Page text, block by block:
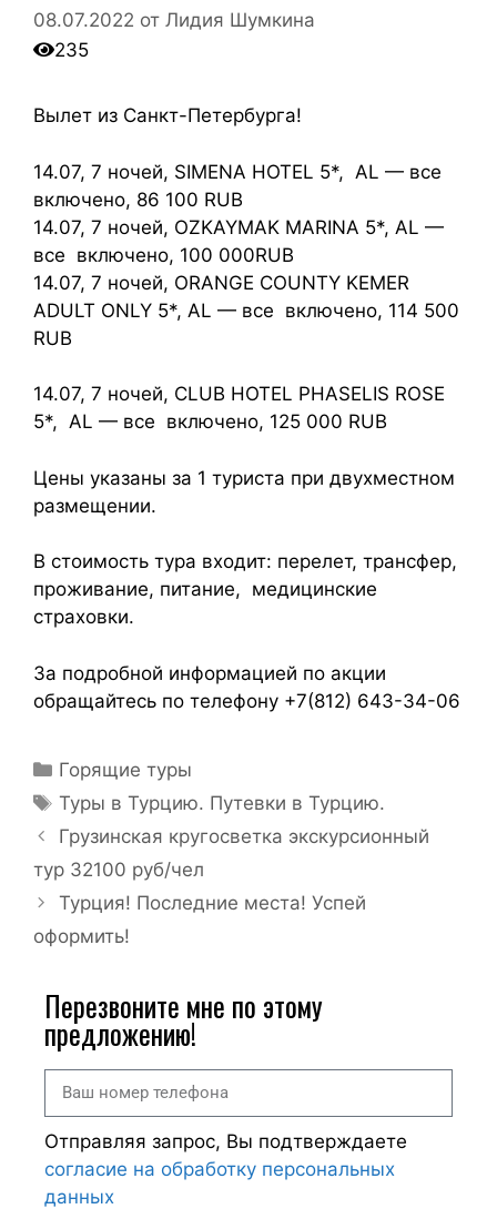
08.07.2022 от Лидия Шумкина
235
Вылет из Санкт-Петербурга!
14.07, 7 ночей, SIMENA HOTEL 5*, AL — все
включено, 86 100 RUB
14.07, 7 ночей, OZKAYMAK MARINA 5*, AL —
все включено, 100 000RUB
14.07, 7 ночей, ORANGE COUNTY KEMER
ADULT ONLY 5*, AL — все включено, 114 500
RUB
14.07, 7 ночей, CLUB HOTEL PHASELIS ROSE
5*, AL — все включено, 125 000 RUB
Цены указаны за 1 туриста при двухместном
размещении.
В стоимость тура входит: перелет, трансфер,
проживание, питание, медицинские
страховки.
За подробной информацией по акции
обращайтесь по телефону +7(812) 643-34-06
Горящие туры
Туры в Турцию. Путевки в Турцию.
Грузинская кругосветка экскурсионный
тур 32100 руб/чел
Турция! Последние места! Успей
оформить!
Перезвоните мне по этому
предложению!
Отправляя запрос, Вы подтверждаете
согласие на обработку персональных
данных